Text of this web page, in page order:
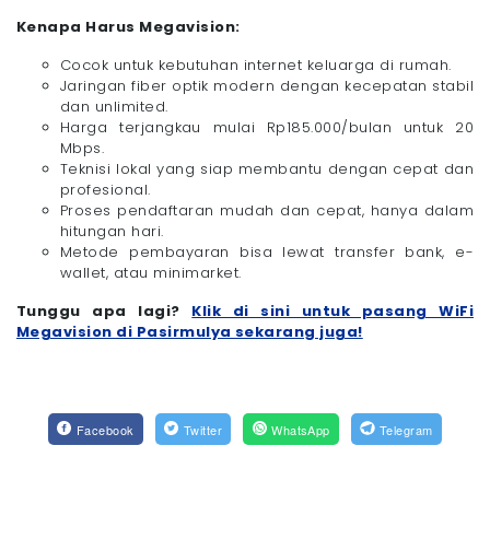
Kenapa Harus Megavision:
Cocok untuk kebutuhan internet keluarga di rumah.
Jaringan fiber optik modern dengan kecepatan stabil
dan unlimited.
Harga terjangkau mulai Rp185.000/bulan untuk 20
Mbps.
Teknisi lokal yang siap membantu dengan cepat dan
profesional.
Proses pendaftaran mudah dan cepat, hanya dalam
hitungan hari.
Metode pembayaran bisa lewat transfer bank, e-
wallet, atau minimarket.
Tunggu apa lagi? Klik di sini untuk pasang WiFi
Megavision di Pasirmulya sekarang juga!
Facebook Twitter WhatsApp Telegram